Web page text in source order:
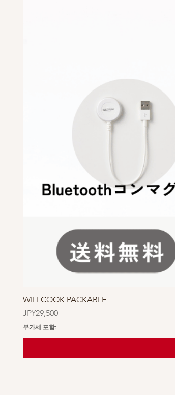
WILLCOOK PACKABLE
가격
JP¥29,500
부가세 포함: